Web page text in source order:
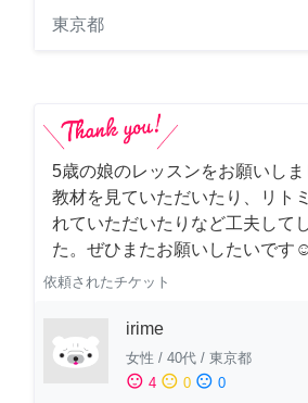
東京都
5歳の娘のレッスンをお願いし
教材を見ていただいたり、リト
れていただいたりなど工夫して
た。ぜひまたお願いしたいです☺️
依頼されたチケット
irime
女性 / 40代 / 東京都
sentiment_satisfied 4 sentiment_neutral 0 sentiment_dissatisfied 0